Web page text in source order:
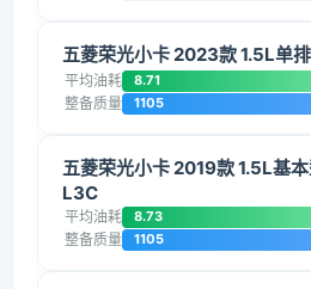
五菱荣光小卡 2023款 1.5L单
平均油耗 8.71
整备质量 1105
五菱荣光小卡 2019款 1.5L基
L3C
平均油耗 8.73
整备质量 1105